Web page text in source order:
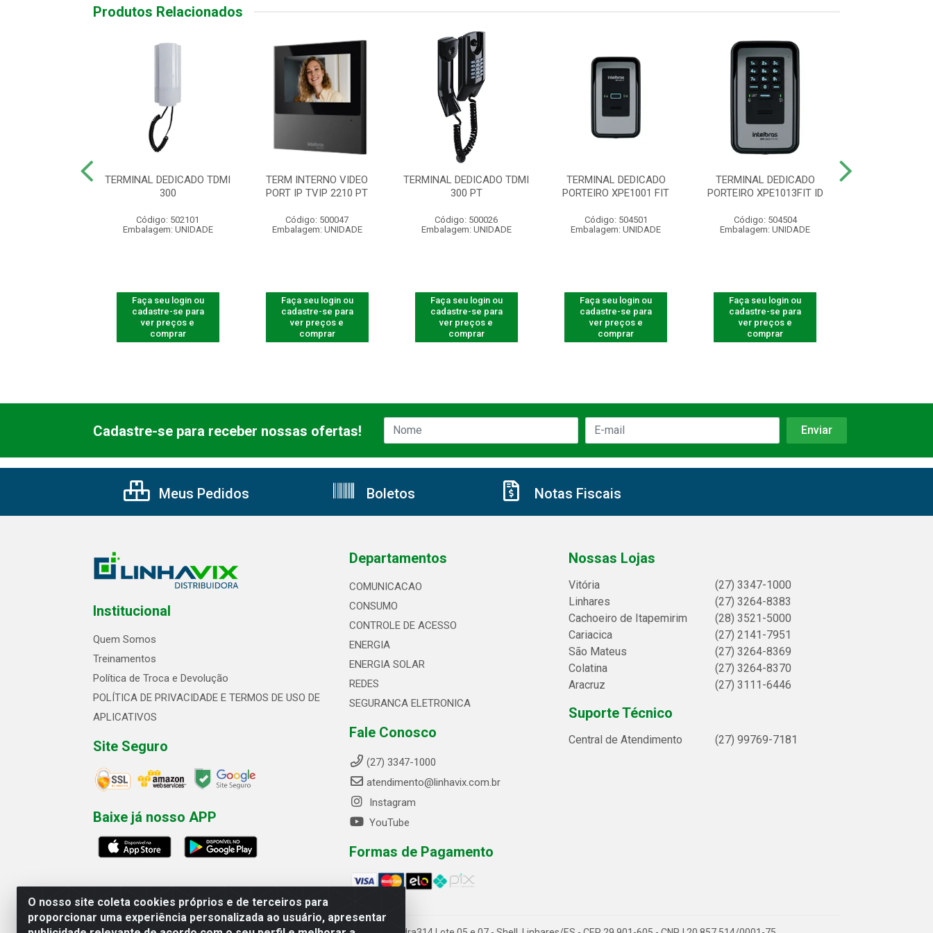
Produtos Relacionados
TERMINAL DEDICADO TDMI
300
Código: 502101
Embalagem: UNIDADE
Faça seu login ou
cadastre-se para
ver preços e
comprar
TERM INTERNO VIDEO
PORT IP TVIP 2210 PT
Código: 500047
Embalagem: UNIDADE
Faça seu login ou
cadastre-se para
ver preços e
comprar
TERMINAL DEDICADO TDMI
300 PT
Código: 500026
Embalagem: UNIDADE
Faça seu login ou
cadastre-se para
ver preços e
comprar
TERMINAL DEDICADO
PORTEIRO XPE1001 FIT
Código: 504501
Embalagem: UNIDADE
Faça seu login ou
cadastre-se para
ver preços e
comprar
TERMINAL DEDICADO
PORTEIRO XPE1013FIT ID
Código: 504504
Embalagem: UNIDADE
Faça seu login ou
cadastre-se para
ver preços e
comprar
O nosso site coleta cookies próprios e de terceiros para
proporcionar uma experiência personalizada ao usuário, apresentar
Cadastre-se para receber nossas ofertas!
Meus Pedidos Boletos Notas Fiscais
Institucional
Quem Somos
Treinamentos
Política de Troca e Devolução
POLÍTICA DE PRIVACIDADE E TERMOS DE USO DE
APLICATIVOS
Site Seguro
Baixe já nosso APP
Departamentos
COMUNICACAO
CONSUMO
CONTROLE DE ACESSO
ENERGIA
ENERGIA SOLAR
REDES
SEGURANCA ELETRONICA
Fale Conosco
(27) 3347-1000
atendimento@linhavix.com.br
Instagram
YouTube
Formas de Pagamento
Nossas Lojas
Vitória
(27) 3347-1000
Linhares
(27) 3264-8383
Cachoeiro de Itapemirim
(28) 3521-5000
Cariacica
(27) 2141-7951
São Mateus
(27) 3264-8369
Colatina
(27) 3264-8370
Aracruz
(27) 3111-6446
Suporte Técnico
Central de Atendimento (27) 99769-7181